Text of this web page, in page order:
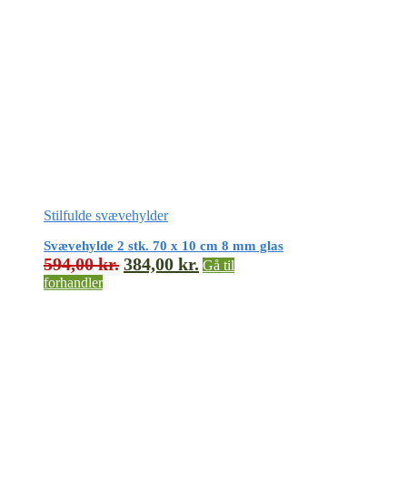
Stilfulde svævehylder
Svævehylde 2 stk. 70 x 10 cm 8 mm glas
594,00kr. 384,00 kr. Gå til
forhandler